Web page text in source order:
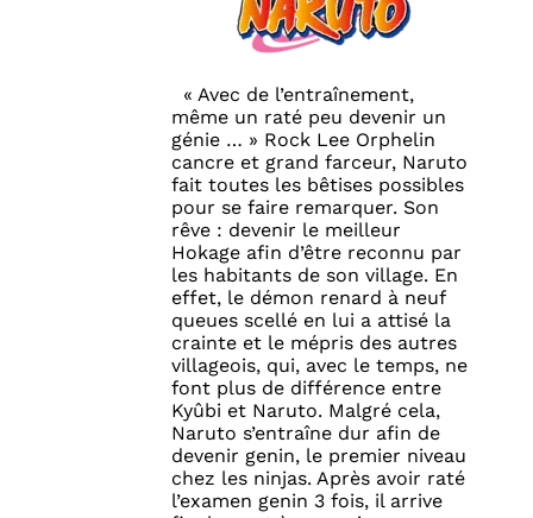
« Avec de l’entraînement,
même un raté peu devenir un
génie … » Rock Lee Orphelin
cancre et grand farceur, Naruto
fait toutes les bêtises possibles
pour se faire remarquer. Son
rêve : devenir le meilleur
Hokage afin d’être reconnu par
les habitants de son village. En
effet, le démon renard à neuf
queues scellé en lui a attisé la
crainte et le mépris des autres
villageois, qui, avec le temps, ne
font plus de différence entre
Kyûbi et Naruto. Malgré cela,
Naruto s’entraîne dur afin de
devenir genin, le premier niveau
chez les ninjas. Après avoir raté
l’examen genin 3 fois, il arrive